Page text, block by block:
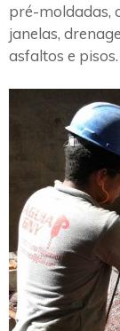
pré-moldadas,
janelas,
asfaltos e pisos.